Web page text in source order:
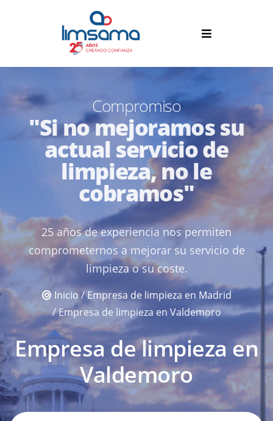
Compromiso
"Si no mejoramos su
actual servicio de
limpieza, no le
cobramos"
25 años de experiencia nos permiten
comprometernos a mejorar su servicio de
limpieza o su coste.
Inicio /Empresa de limpieza en Madrid
/ Empresa de limpieza en Valdemoro
Empresa de limpieza en
Valdemoro